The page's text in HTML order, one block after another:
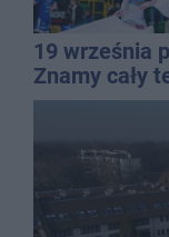
19 września
Znamy cały